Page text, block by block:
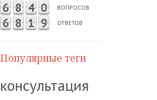
6 8 4 0 ВОПРОСОВ
6 8 1 9 ОТВЕТОВ
Популярные теги
консультация